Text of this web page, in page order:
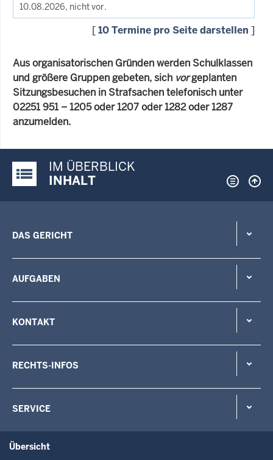
10.08.2026, nicht vor.
[10 Termine pro Seite darstellen ]
Aus organisatorischen Gründen werden Schulklassen
und größere Gruppen gebeten, sich vorgeplanten
Sitzungsbesuchen in Strafsachen telefonisch unter
02251 951 – 1205 oder 1207 oder 1282 oder 1287
anzumelden.
Justiz-Portal im Überblick:
IM ÜBERBLICK
INHALT
DAS GERICHT
AUFGABEN
KONTAKT
RECHTS-INFOS
SERVICE
Übersicht